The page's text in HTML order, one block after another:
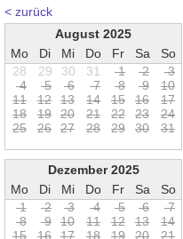
< zurück
August 2025
Mo
Di Mi Do Fr Sa
So
28
29 30 31 1 2
3
4
5 6 7 8 9 10
11 12 13 14 15 16 17
18 19 20 21 22 23 24
25 26 27 28 29 30 31
Dezember 2025
Mo
Di Mi Do Fr Sa
So
1
2 3 4 5 6
7
8
9 10 11 12 13 14
15 16 17 18 19 20 21